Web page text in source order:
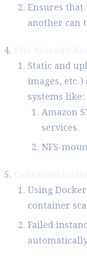
Ensures that
another can
Static and
images,
systems like:
Amazon
services.
NFS-
Using
container
Failed